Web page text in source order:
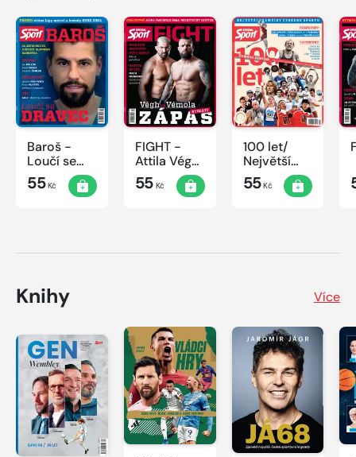
Baroš -
Loučí se
dravec
55Kč
FIGHT -
Attila Végh
vs. Karlos
Vémola
55Kč
100 let/
Největší
okamžiky
českého
55Kč
Knihy Více